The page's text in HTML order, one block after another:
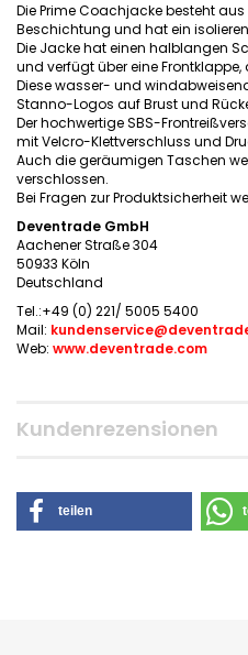
Die Prime Coachjacke besteht aus
Beschichtung und hat ein
Die Jacke hat einen halblangen
und verfügt über eine
Diese wasser- und
Stanno-Logos auf Brust und
Der hochwertige SBS-
mit Velcro-Klettverschluss und
Auch die geräumigen Taschen
verschlossen.
Bei Fragen zur Produktsicherheit
Deventrade GmbH
Aachener Straße 304
50933 Köln
Deutschland
Tel.:+49 (0) 221/ 5005 5400
Mail:
Web: www.deventrade.com
Kundenrezensionen
teilen